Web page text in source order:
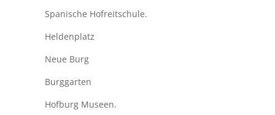
Spanische Hofreitschule.
Heldenplatz
Neue Burg
Burggarten
Hofburg Museen.